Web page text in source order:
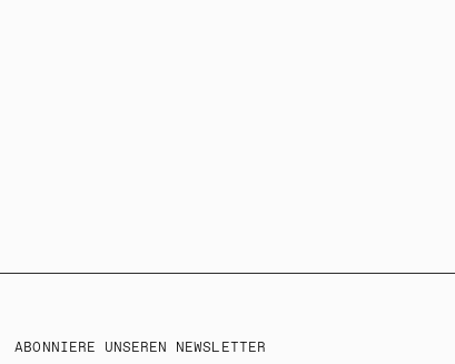
ABONNIERE UNSEREN NEWSLETTER